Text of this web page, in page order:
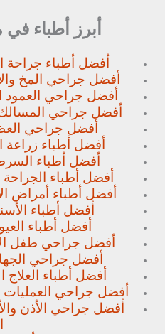
أبرز أطباء في
أفضل أطباء جراحة
أفضل جراحي المخ
أفضل جراحي العمود
أفضل جراحي المسالك
أفضل جراحي
أفضل أطباء زراعة
أفضل أطباء
أفضل أطباء الجراحة
أفضل أطباء أمراض
أفضل أطباء
أفضل أطباء
أفضل جراحي طفل
أفضل جراحي
أفضل أطباء العلاج
أفضل جراحي العمليات
أفضل جراحي الأذن